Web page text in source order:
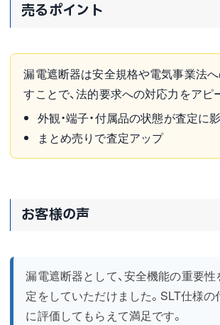
売るポイント
漏電遮断器は安全規格や電気事業法
すことで、法的要求への対応力をアピ
外観・端子・付属品の状態が査定に
まとめ売りで査定アップ
お客様の声
漏電遮断器として、安全機能の重要
定をしていただけました。SLT仕様
に評価してもらえて満足です。